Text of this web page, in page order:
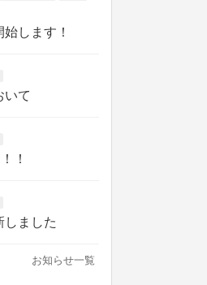
します！
いて
！
しました
お知らせ一覧